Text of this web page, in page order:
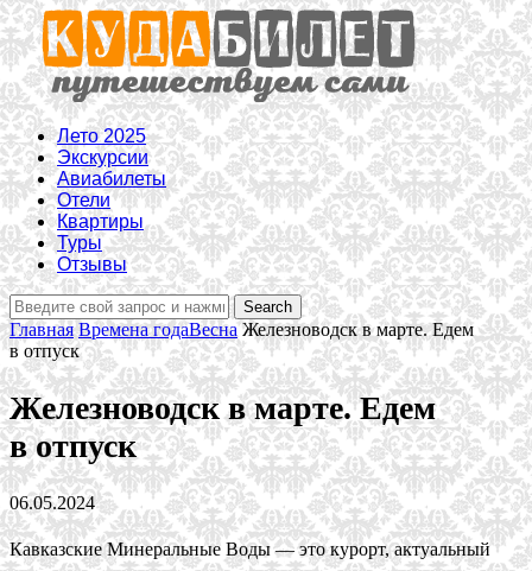
Лето 2025
Экскурсии
Авиабилеты
Отели
Квартиры
Туры
Отзывы
Главная Времена годаВесна Железноводск в марте. Едем
в отпуск
Железноводск в марте. Едем
в отпуск
06.05.2024
Кавказские Минеральные Воды — это курорт, актуальный